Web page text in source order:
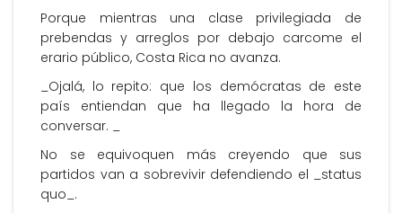
Porque mientras una clase privilegiada de
prebendas y arreglos por debajo carcome el
erario público, Costa Rica no avanza.
_Ojalá, lo repito: que los demócratas de este
país entiendan que ha llegado la hora de
conversar. _
No se equivoquen más creyendo que sus
partidos van a sobrevivir defendiendo el _status
quo_.